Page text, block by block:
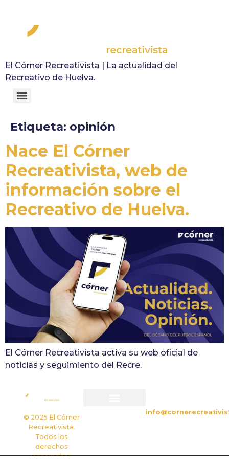
El Córner Recreativista | La actualidad del
Recreativo de Huelva.
Etiqueta: opinión
Nace El Córner
Recreativista, web de
información sobre el
Recreativo de Huelva.
El Córner Recreativista activa su web oficial de
noticias y seguimiento del Recre.
© 2025 El Córner
Recreativista.
Todos los
derechos
reservados.